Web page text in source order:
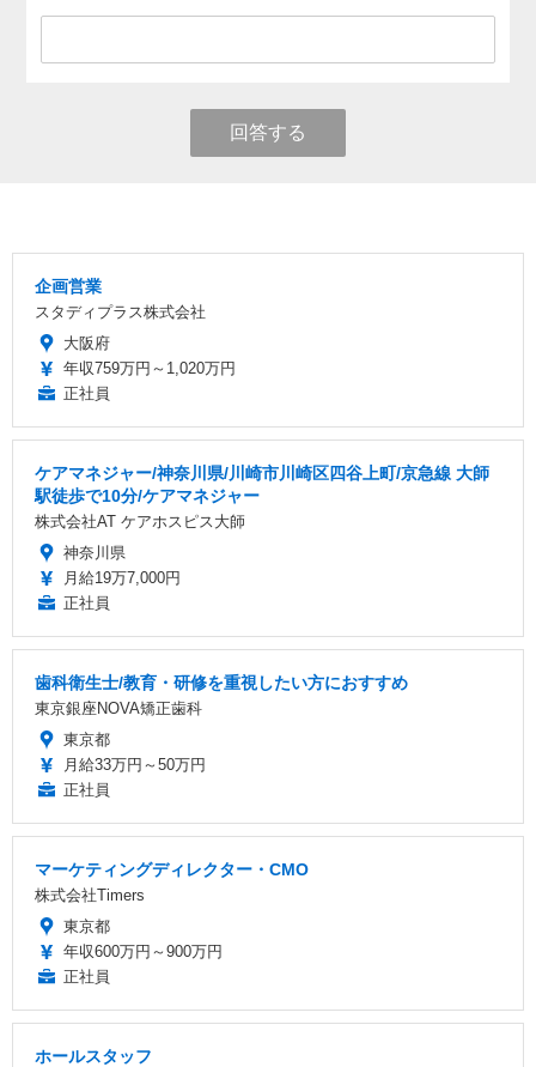
回答する
企画営業
スタディプラス株式会社
大阪府
年収759万円～1,020万円
正社員
ケアマネジャー/神奈川県/川崎市川崎区四谷上町/京急線 大師
駅徒歩で10分/ケアマネジャー
株式会社AT ケアホスピス大師
神奈川県
月給19万7,000円
正社員
歯科衛生士/教育・研修を重視したい方におすすめ
東京銀座NOVA矯正歯科
東京都
月給33万円～50万円
正社員
マーケティングディレクター・CMO
株式会社Timers
東京都
年収600万円～900万円
正社員
ホールスタッフ